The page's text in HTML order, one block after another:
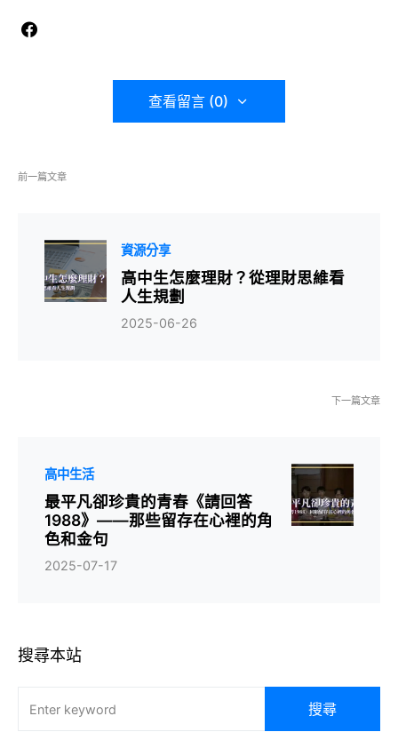
查看留言 (0)
前一篇文章
資源分享
高中生怎麼理財？從理財思維看
人生規劃
2025-06-26
下一篇文章
高中生活
最平凡卻珍貴的青春《請回答
1988》——那些留存在心裡的角
色和金句
2025-07-17
搜尋本站
搜尋